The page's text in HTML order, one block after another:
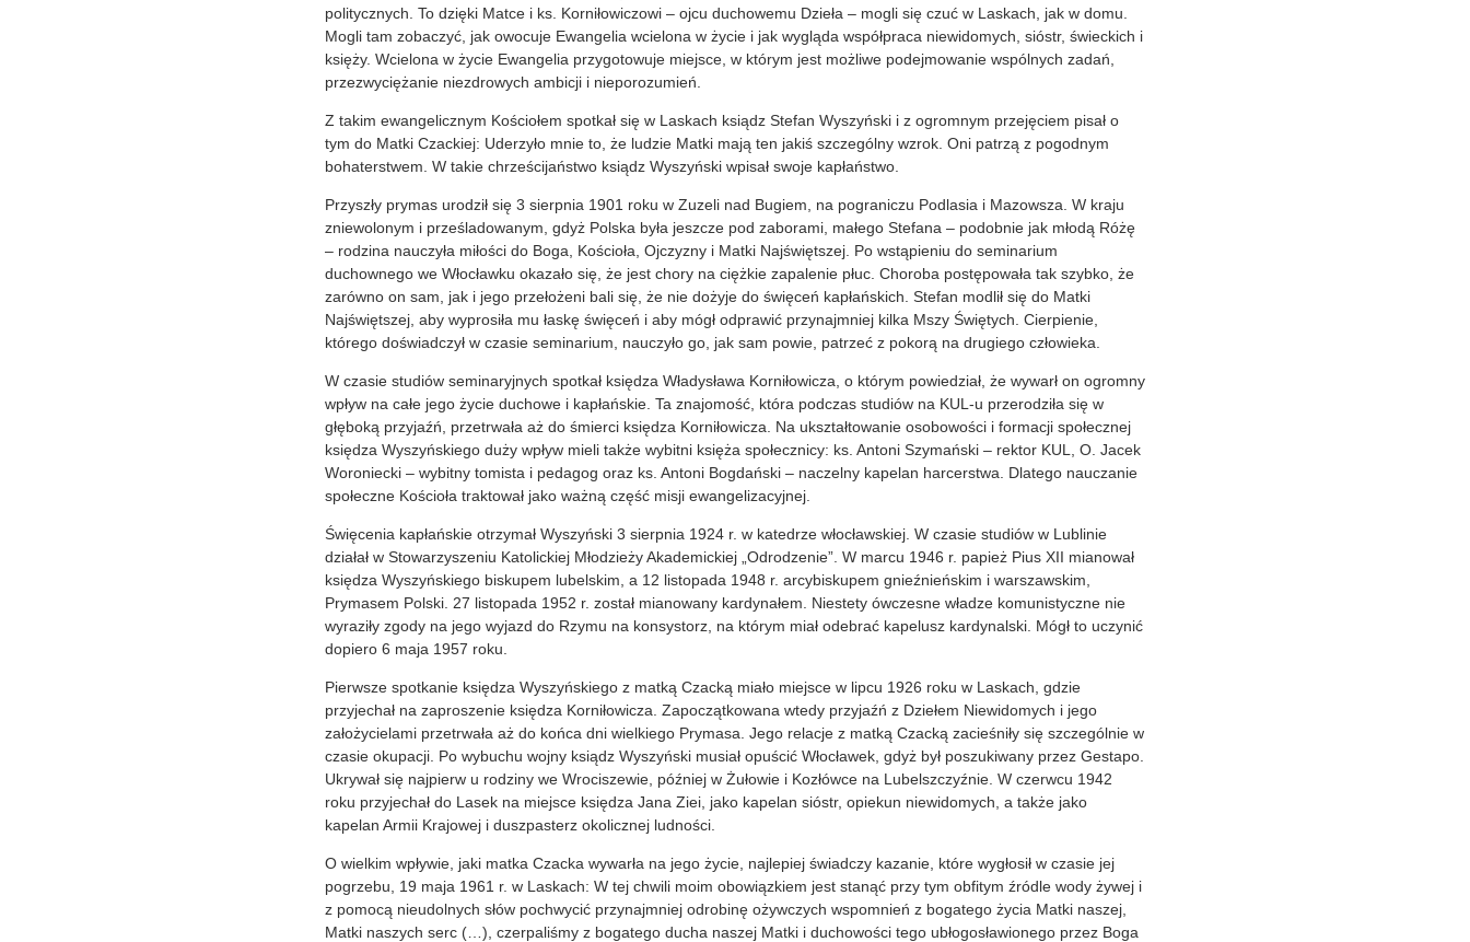
politycznych. To dzięki Matce i ks. Korniłowiczowi – ojcu duchowemu Dzieła – mogli się czuć w Laskach, jak w domu.
Mogli tam zobaczyć, jak owocuje Ewangelia wcielona w życie i jak wygląda współpraca niewidomych, sióstr, świeckich i
księży. Wcielona w życie Ewangelia przygotowuje miejsce, w którym jest możliwe podejmowanie wspólnych zadań,
przezwyciężanie niezdrowych ambicji i nieporozumień.
Z takim ewangelicznym Kościołem spotkał się w Laskach ksiądz Stefan Wyszyński i z ogromnym przejęciem pisał o
tym do Matki Czackiej: Uderzyło mnie to, że ludzie Matki mają ten jakiś szczególny wzrok. Oni patrzą z pogodnym
bohaterstwem. W takie chrześcijaństwo ksiądz Wyszyński wpisał swoje kapłaństwo.
Przyszły prymas urodził się 3 sierpnia 1901 roku w Zuzeli nad Bugiem, na pograniczu Podlasia i Mazowsza. W kraju
zniewolonym i prześladowanym, gdyż Polska była jeszcze pod zaborami, małego Stefana – podobnie jak młodą Różę
– rodzina nauczyła miłości do Boga, Kościoła, Ojczyzny i Matki Najświętszej. Po wstąpieniu do seminarium
duchownego we Włocławku okazało się, że jest chory na ciężkie zapalenie płuc. Choroba postępowała tak szybko, że
zarówno on sam, jak i jego przełożeni bali się, że nie dożyje do święceń kapłańskich. Stefan modlił się do Matki
Najświętszej, aby wyprosiła mu łaskę święceń i aby mógł odprawić przynajmniej kilka Mszy Świętych. Cierpienie,
którego doświadczył w czasie seminarium, nauczyło go, jak sam powie, patrzeć z pokorą na drugiego człowieka.
W czasie studiów seminaryjnych spotkał księdza Władysława Korniłowicza, o którym powiedział, że wywarł on ogromny
wpływ na całe jego życie duchowe i kapłańskie. Ta znajomość, która podczas studiów na KUL-u przerodziła się w
głęboką przyjaźń, przetrwała aż do śmierci księdza Korniłowicza. Na ukształtowanie osobowości i formacji społecznej
księdza Wyszyńskiego duży wpływ mieli także wybitni księża społecznicy: ks. Antoni Szymański – rektor KUL, O. Jacek
Woroniecki – wybitny tomista i pedagog oraz ks. Antoni Bogdański – naczelny kapelan harcerstwa. Dlatego nauczanie
społeczne Kościoła traktował jako ważną część misji ewangelizacyjnej.
Święcenia kapłańskie otrzymał Wyszyński 3 sierpnia 1924 r. w katedrze włocławskiej. W czasie studiów w Lublinie
działał w Stowarzyszeniu Katolickiej Młodzieży Akademickiej „Odrodzenie”. W marcu 1946 r. papież Pius XII mianował
księdza Wyszyńskiego biskupem lubelskim, a 12 listopada 1948 r. arcybiskupem gnieźnieńskim i warszawskim,
Prymasem Polski. 27 listopada 1952 r. został mianowany kardynałem. Niestety ówczesne władze komunistyczne nie
wyraziły zgody na jego wyjazd do Rzymu na konsystorz, na którym miał odebrać kapelusz kardynalski. Mógł to uczynić
dopiero 6 maja 1957 roku.
Pierwsze spotkanie księdza Wyszyńskiego z matką Czacką miało miejsce w lipcu 1926 roku w Laskach, gdzie
przyjechał na zaproszenie księdza Korniłowicza. Zapoczątkowana wtedy przyjaźń z Dziełem Niewidomych i jego
założycielami przetrwała aż do końca dni wielkiego Prymasa. Jego relacje z matką Czacką zacieśniły się szczególnie w
czasie okupacji. Po wybuchu wojny ksiądz Wyszyński musiał opuścić Włocławek, gdyż był poszukiwany przez Gestapo.
Ukrywał się najpierw u rodziny we Wrociszewie, później w Żułowie i Kozłówce na Lubelszczyźnie. W czerwcu 1942
roku przyjechał do Lasek na miejsce księdza Jana Ziei, jako kapelan sióstr, opiekun niewidomych, a także jako
kapelan Armii Krajowej i duszpasterz okolicznej ludności.
O wielkim wpływie, jaki matka Czacka wywarła na jego życie, najlepiej świadczy kazanie, które wygłosił w czasie jej
pogrzebu, 19 maja 1961 r. w Laskach: W tej chwili moim obowiązkiem jest stanąć przy tym obfitym źródle wody żywej i
z pomocą nieudolnych słów pochwycić przynajmniej odrobinę ożywczych wspomnień z bogatego życia Matki naszej,
Matki naszych serc (…), czerpaliśmy z bogatego ducha naszej Matki i duchowości tego ubłogosławionego przez Boga